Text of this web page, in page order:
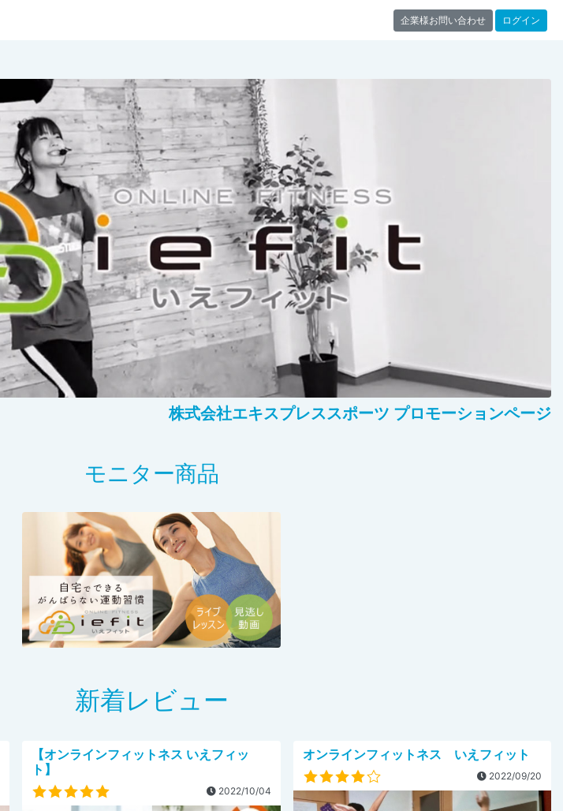
企業様お問い合わせ ログイン
株式会社エキスプレススポーツ プロモーションページ
モニター商品
新着レビュー
【オンラインフィットネス いえフィッ
ト】
2022/10/04
オンラインフィットネス いえフィット
2022/09/20